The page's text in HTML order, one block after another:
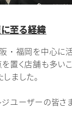
至る経緯
・福岡を中心に
を置く店舗も多い
ました。
ユーザーの皆さ